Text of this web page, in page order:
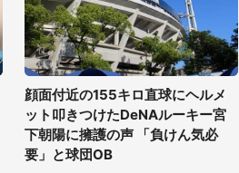
顔面付近の155キロ直球にヘルメ
ット叩きつけたDeNAルーキー宮
下朝陽に擁護の声 「負けん気必
要」と球団OB